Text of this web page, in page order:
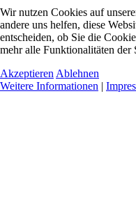
Wir nutzen Cookies auf
andere uns helfen, diese
entscheiden, ob Sie die
mehr alle Funktionalitäten der
Akzeptieren Ablehnen
Weitere Informationen |